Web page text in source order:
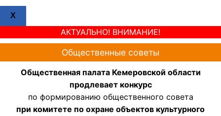
X
АКТУАЛЬНО! ВНИМАНИЕ!
Общественные советы
Общественная палата Кемеровской области
продлевает конкурс
по формированию общественного совета
при комитете по охране объектов культурного